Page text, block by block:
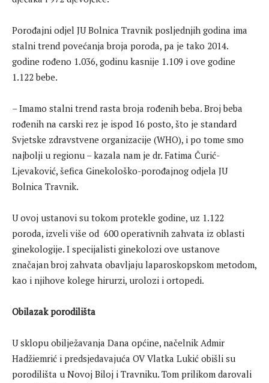
Porođajni odjel JU Bolnica Travnik posljednjih godina ima
stalni trend povećanja broja poroda, pa je tako 2014.
godine rođeno 1.036, godinu kasnije 1.109 i ove godine
1.122 bebe.
– Imamo stalni trend rasta broja rođenih beba. Broj beba
rođenih na carski rez je ispod 16 posto, što je standard
Svjetske zdravstvene organizacije (WHO), i po tome smo
najbolji u regionu – kazala nam je dr. Fatima Čurić-
Ljevaković, šefica Ginekološko-porođajnog odjela JU
Bolnica Travnik.
U ovoj ustanovi su tokom protekle godine, uz 1.122
poroda, izveli više od 600 operativnih zahvata iz oblasti
ginekologije. I specijalisti ginekolozi ove ustanove
značajan broj zahvata obavljaju laparoskopskom metodom,
kao i njihove kolege hirurzi, urolozi i ortopedi.
Obilazak porodilišta
U sklopu obilježavanja Dana općine, načelnik Admir
Hadžiemrić i predsjedavajuća OV Vlatka Lukić obišli su
porodilišta u Novoj Biloj i Travniku. Tom prilikom darovali